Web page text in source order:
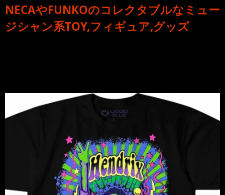
NECAやFUNKOのコレクタブルなミュー
ジシャン系TOY,フィギュア,グッズ